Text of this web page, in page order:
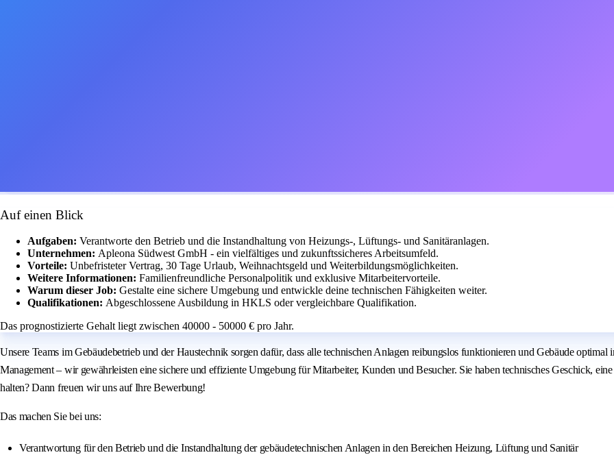
Auf einen Blick
Aufgaben: Verantworte den Betrieb und die Instandhaltung von Heizungs-, Lüftungs- und Sanitäranlagen.
Unternehmen: Apleona Südwest GmbH - ein vielfältiges und zukunftssicheres Arbeitsumfeld.
Vorteile: Unbefristeter Vertrag, 30 Tage Urlaub, Weihnachtsgeld und Weiterbildungsmöglichkeiten.
Weitere Informationen: Familienfreundliche Personalpolitik und exklusive Mitarbeitervorteile.
Warum dieser Job: Gestalte eine sichere Umgebung und entwickle deine technischen Fähigkeiten weiter.
Qualifikationen: Abgeschlossene Ausbildung in HKLS oder vergleichbare Qualifikation.
Das prognostizierte Gehalt liegt zwischen 40000 - 50000 € pro Jahr.
Unsere Teams im Gebäudebetrieb und der Haustechnik sorgen dafür, dass alle technischen Anlagen reibungslos funktionieren und Gebäude
Management – wir gewährleisten eine sichere und effiziente Umgebung für Mitarbeiter, Kunden und Besucher. Sie haben technisches Geschick,
halten? Dann freuen wir uns auf Ihre Bewerbung!
Das machen Sie bei uns:
Verantwortung für den Betrieb und die Instandhaltung der gebäudetechnischen Anlagen in den Bereichen Heizung, Lüftung und Sanitär